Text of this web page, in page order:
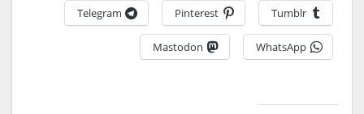
Tumblr
Pinterest
Telegram
WhatsApp
Mastodon